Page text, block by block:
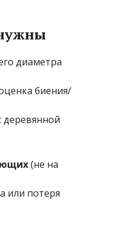
диаметра
биения/
деревянной
(не на
или потеря